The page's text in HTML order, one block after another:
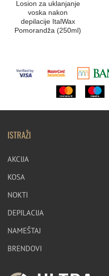
Losion za uklanjanje
voska nakon
depilacije ItalWax
Pomorandža (250ml)
ISTRAŽI
AKCIJA
KOSA
NOKTI
DEPILACIJA
NAMEŠTAJ
BRENDOVI